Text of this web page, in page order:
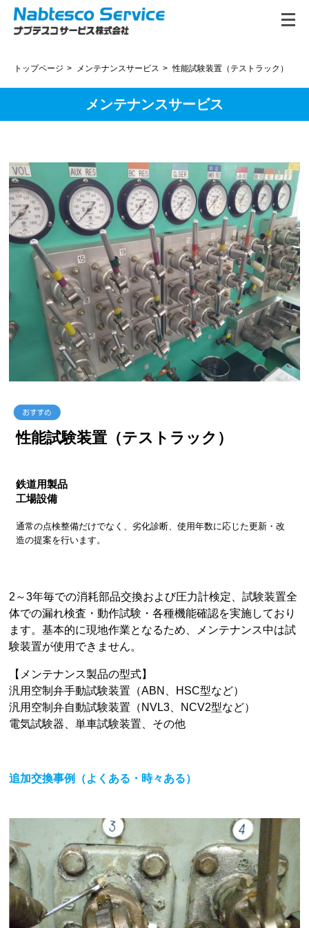
トップページ メンテナンスサービス 性能試験装置（テストラック）
メンテナンスサービス
性能試験装置（テストラック）
鉄道用製品
工場設備
通常の点検整備だけでなく、劣化診断、使用年数に応じた更新・改
造の提案を行います。
2～3年毎での消耗部品交換および圧力計検定、試験装置全
体での漏れ検査・動作試験・各種機能確認を実施しており
ます。基本的に現地作業となるため、メンテナンス中は試
験装置が使用できません。
【メンテナンス製品の型式】
汎用空制弁手動試験装置（ABN、HSC型など）
汎用空制弁自動試験装置（NVL3、NCV2型など）
電気試験器、単車試験装置、その他
追加交換事例（よくある・時々ある）